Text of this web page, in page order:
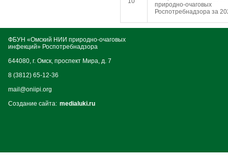
природно-
Роспотребнадзора за
ФБУН «Омский НИИ природно-очаговых
инфекций» Роспотребнадзора
644080, г. Омск, проспект Мира, д. 7
8 (3812) 65-12-36
mail@oniipi.org
Создание сайта: medialuki.ru